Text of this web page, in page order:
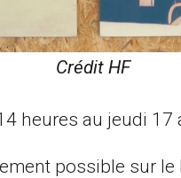
Crédit HF
heures au jeudi 17
possible sur le